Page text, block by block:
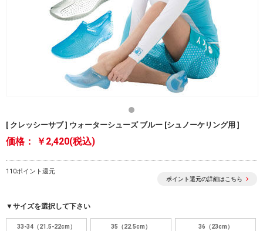
[ クレッシーサブ ] ウォーターシューズ ブルー [シュノーケリング用 ]
価格： ￥2,420(税込)
110ポイント還元
ポイント還元の詳細はこちら
▼サイズを選択して下さい
33-34（21.5-22cm） 35（22.5cm） 36（23cm）